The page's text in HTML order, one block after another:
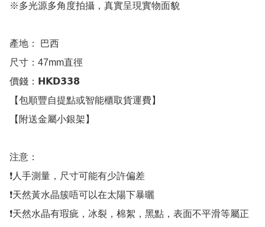
※多光源多角度拍攝，真實呈現實物面貌
產地： 巴西
尺寸：47mm直徑
價錢：𝗛𝗞𝗗𝟯𝟯𝟴
【包順豐自提點或智能櫃取貨運費】
【附送金屬小銀架】
注意：
❗人手測量，尺寸可能有少許偏差
❗天然黃水晶簇唔可以在太陽下暴曬
❗天然水晶有瑕疵，冰裂，棉絮，黑點，表面不平滑等屬正